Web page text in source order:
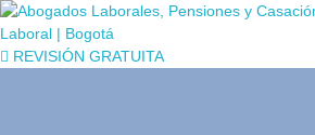
REVISIÓN GRATUITA